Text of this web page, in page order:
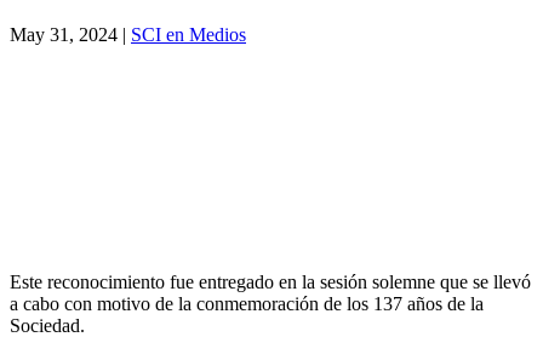
May 31, 2024 | SCI en Medios
Este reconocimiento fue entregado en la sesión solemne que se llevó
a cabo con motivo de la conmemoración de los 137 años de la
Sociedad.